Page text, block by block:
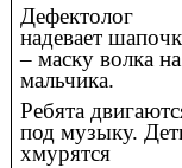
Дефектолог
надевает
– маску волка на
мальчика.
Ребята
под музыку.
хмурятся